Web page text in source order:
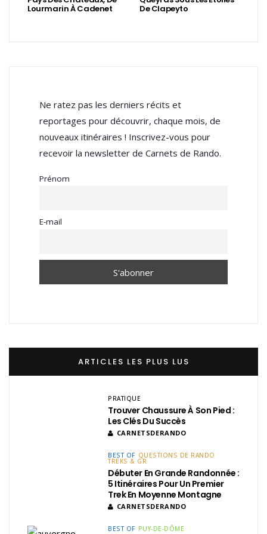
Lourmarin À Cadenet De Clapeyto
Ne ratez pas les derniers récits et
reportages pour découvrir, chaque mois, de
nouveaux itinéraires ! Inscrivez-vous pour
recevoir la newsletter de Carnets de Rando.
Prénom
E-mail
ARTICLES LES PLUS LUS
PRATIQUE
Trouver Chaussure À Son Pied :
Les Clés Du Succès
CARNETSDERANDO
BEST OF QUESTIONS DE RANDO
TREKS & GR
Débuter En Grande Randonnée :
5 Itinéraires Pour Un Premier
Trek En Moyenne Montagne
CARNETSDERANDO
BEST OF PUY-DE-DÔME